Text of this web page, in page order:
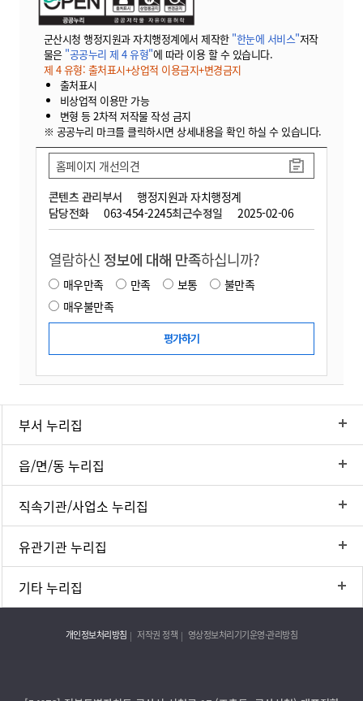
군산시청 행정지원과 자치행정계에서 제작한 "한눈에 서비스"저작
물은 "공공누리 제 4 유형"에 따라 이용 할 수 있습니다.
제 4 유형: 출처표시+상업적 이용금지+변경금지
출처표시
비상업적 이용만 가능
변형 등 2차적 저작물 작성 금지
※ 공공누리 마크를 클릭하시면 상세내용을 확인 하실 수 있습니다.
콘텐츠 관리부서
행정지원과 자치행정계
담당전화
063-454-2245최근수정일 2025-02-06
홈페이지 개선의견
열람하신 정보에 대해 만족하십니까?
매우만족 만족 보통
불만족
매우불만족
부서 누리집
읍/면/동 누리집
직속기관/사업소 누리집
유관기관 누리집
기타 누리집
개인정보처리방침 저작권 정책 영상정보처리기기운영·관리방침